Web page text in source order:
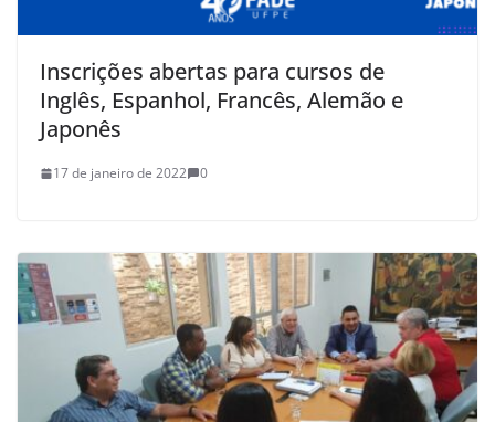
Inscrições abertas para cursos de
Inglês, Espanhol, Francês, Alemão e
Japonês
17 de janeiro de 2022 0